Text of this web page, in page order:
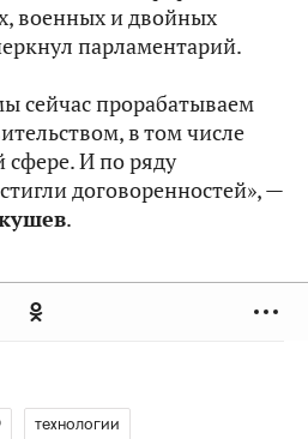
военных и двойных
парламентарий.
сейчас прорабатываем
в том числе
сфере. И по ряду
договоренностей», —
.
технологии